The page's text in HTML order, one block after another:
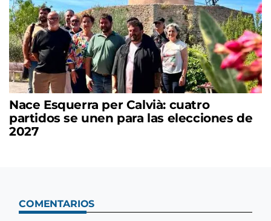
Nace Esquerra per Calvià: cuatro
partidos se unen para las elecciones de
2027
COMENTARIOS